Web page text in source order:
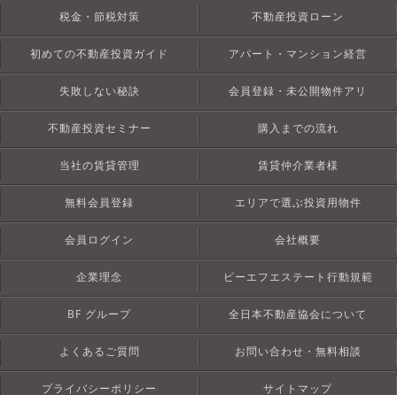
税金・節税対策 不動産投資ローン
初めての不動産投資ガイド アパート・マンション経営
失敗しない秘訣 会員登録・未公開物件アリ
不動産投資セミナー 購入までの流れ
当社の賃貸管理 賃貸仲介業者様
無料会員登録 エリアで選ぶ投資用物件
会員ログイン 会社概要
企業理念 ビーエフエステート行動規範
BF グループ 全日本不動産協会について
よくあるご質問 お問い合わせ・無料相談
プライバシーポリシー サイトマップ